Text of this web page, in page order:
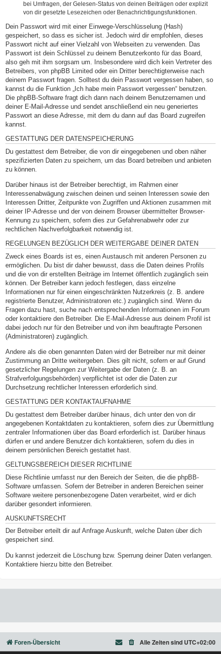
bei Umfragen, der Gelesen-Status von deinen Beiträgen oder explizit
von dir gesetzte Lesezeichen oder Benachrichtigungsfunktionen.
Dein Passwort wird mit einer Einwege-Verschlüsselung (Hash)
gespeichert, so dass es sicher ist. Jedoch wird dir empfohlen, dieses
Passwort nicht auf einer Vielzahl von Webseiten zu verwenden. Das
Passwort ist dein Schlüssel zu deinem Benutzerkonto für das Board,
also geh mit ihm sorgsam um. Insbesondere wird dich kein Vertreter des
Betreibers, von phpBB Limited oder ein Dritter berechtigterweise nach
deinem Passwort fragen. Solltest du dein Passwort vergessen haben, so
kannst du die Funktion „Ich habe mein Passwort vergessen“ benutzen.
Die phpBB-Software fragt dich dann nach deinem Benutzernamen und
deiner E-Mail-Adresse und sendet anschließend ein neu generiertes
Passwort an diese Adresse, mit dem du dann auf das Board zugreifen
kannst.
GESTATTUNG DER DATENSPEICHERUNG
Du gestattest dem Betreiber, die von dir eingegebenen und oben näher
spezifizierten Daten zu speichern, um das Board betreiben und anbieten
zu können.
Darüber hinaus ist der Betreiber berechtigt, im Rahmen einer
Interessenabwägung zwischen deinen und seinen Interessen sowie den
Interessen Dritter, Zeitpunkte von Zugriffen und Aktionen zusammen mit
deiner IP-Adresse und der von deinem Browser übermittelter Browser-
Kennung zu speichern, sofern dies zur Gefahrenabwehr oder zur
rechtlichen Nachverfolgbarkeit notwendig ist.
REGELUNGEN BEZÜGLICH DER WEITERGABE DEINER DATEN
Zweck eines Boards ist es, einen Austausch mit anderen Personen zu
ermöglichen. Du bist dir daher bewusst, dass die Daten deines Profils
und die von dir erstellten Beiträge im Internet öffentlich zugänglich sein
können. Der Betreiber kann jedoch festlegen, dass einzelne
Informationen nur für einen eingeschränkten Nutzerkreis (z. B. andere
registrierte Benutzer, Administratoren etc.) zugänglich sind. Wenn du
Fragen dazu hast, suche nach entsprechenden Informationen im Forum
oder kontaktiere den Betreiber. Die E-Mail-Adresse aus deinem Profil ist
dabei jedoch nur für den Betreiber und von ihm beauftragte Personen
(Administratoren) zugänglich.
Andere als die oben genannten Daten wird der Betreiber nur mit deiner
Zustimmung an Dritte weitergeben. Dies gilt nicht, sofern er auf Grund
gesetzlicher Regelungen zur Weitergabe der Daten (z. B. an
Strafverfolgungsbehörden) verpflichtet ist oder die Daten zur
Durchsetzung rechtlicher Interessen erforderlich sind.
GESTATTUNG DER KONTAKTAUFNAHME
Du gestattest dem Betreiber darüber hinaus, dich unter den von dir
angegebenen Kontaktdaten zu kontaktieren, sofern dies zur Übermittlung
zentraler Informationen über das Board erforderlich ist. Darüber hinaus
dürfen er und andere Benutzer dich kontaktieren, sofern du dies in
deinem persönlichen Bereich gestattet hast.
GELTUNGSBEREICH DIESER RICHTLINIE
Diese Richtlinie umfasst nur den Bereich der Seiten, die die phpBB-
Software umfassen. Sofern der Betreiber in anderen Bereichen seiner
Software weitere personenbezogene Daten verarbeitet, wird er dich
darüber gesondert informieren.
AUSKUNFTSRECHT
Der Betreiber erteilt dir auf Anfrage Auskunft, welche Daten über dich
gespeichert sind.
Du kannst jederzeit die Löschung bzw. Sperrung deiner Daten verlangen.
Kontaktiere hierzu bitte den Betreiber.
Foren-Übersicht Alle Zeiten sind UTC+02:00